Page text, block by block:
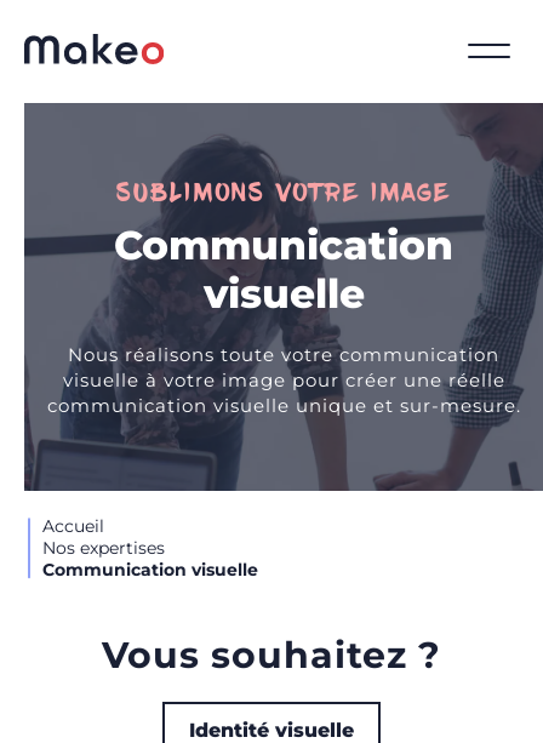
SUBLIMONS VOTRE IMAGE
Communication
visuelle
Nous réalisons toute votre communication
visuelle à votre image pour créer une réelle
communication visuelle unique et sur-mesure.
Accueil
Nos expertises
Communication visuelle
Vous souhaitez ?
Identité visuelle